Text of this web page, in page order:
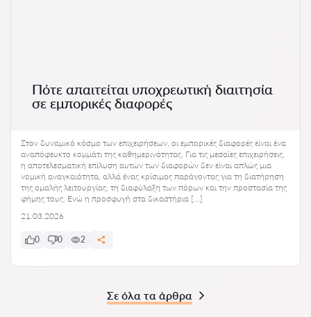
Πότε απαιτείται υποχρεωτική διαιτησία
σε εμπορικές διαφορές
Στον δυναμικό κόσμο των επιχειρήσεων, οι εμπορικές διαφορές είναι ένα
αναπόφευκτο κομμάτι της καθημερινότητας. Για τις μεσαίες επιχειρήσεις,
η αποτελεσματική επίλυση αυτών των διαφορών δεν είναι απλώς μια
νομική αναγκαιότητα, αλλά ένας κρίσιμος παράγοντας για τη διατήρηση
της ομαλής λειτουργίας, τη διαφύλαξη των πόρων και την προστασία της
φήμης τους. Ενώ η προσφυγή στα δικαστήρια […]
21.03.2026
0 0 2
Σε όλα τα άρθρα